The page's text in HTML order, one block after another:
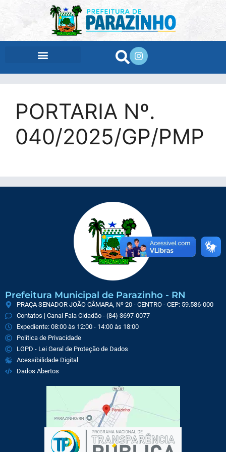
PORTARIA Nº.
040/2025/GP/PMP
Prefeitura Municipal de Parazinho - RN
PRAÇA SENADOR JOÃO CÂMARA, Nº 20 - CENTRO - CEP: 59.586-000
Contatos | Canal Fala Cidadão - (84) 3697-0077
Expediente: 08:00 às 12:00 - 14:00 às 18:00
Política de Privacidade
LGPD - Lei Geral de Proteção de Dados
Acessibilidade Digital
Dados Abertos